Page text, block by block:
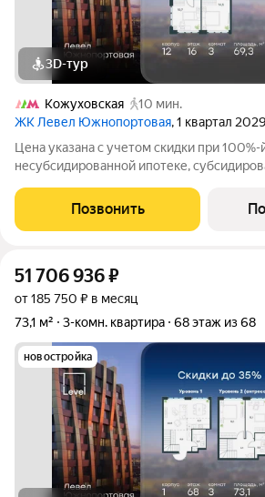
3D-тур
Кожуховская
10 мин.
ЖК Левел Южнопортовая, 1 квартал 2029
Цена указана с учетом скидки при 100%-
несубсидированной ипотеке,
личном кабинете до обращения за
части района Печатники
Позвонить
51 706 936₽
от 185 750 ₽ в месяц
73,1 м²
3-комн. квартира 68 этаж из 68
новостройка